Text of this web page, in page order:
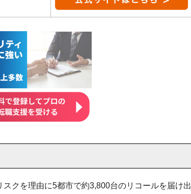
クを理由に5都市で約3,800台のリコールを届け出